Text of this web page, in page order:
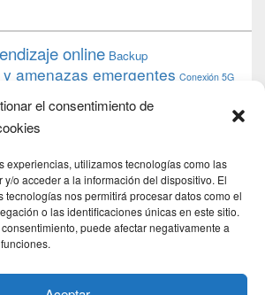
el consentimiento de
experiencias, utilizamos tecnologías como las
o acceder a la información del dispositivo. El
tecnologías nos permitirá procesar datos como el
o las identificaciones únicas en este sitio.
puede afectar negativamente a
online Backup
amenazas emergentes Conexión 5G
debian desarrollo web
Google
iphone
Raspberryraspberrypi
Servidor Web Sostenibilidad
Tecnología torrent
ubuntu server Windows